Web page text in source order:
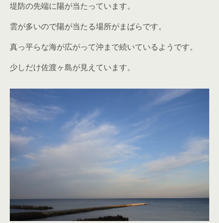
堤防の先端に陽が当たっています。
雲が多いので陽が当たる場所がまばらです。
真っ平らな海が広がって沖まで続いているようです。
少しだけ佐渡ヶ島が見えています。